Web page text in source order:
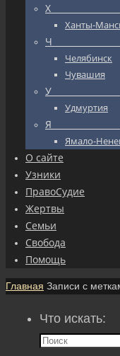
Х_________________
Ханты-
Ч_________________
Челябинск
Чувашия
У_________________
Удмуртия
Я_________________
Ямало-
О сайте
Узники
ПравоСудие
Жертвы
Семьи
Свобода
Помощь
Главная Записи с
Что искать: